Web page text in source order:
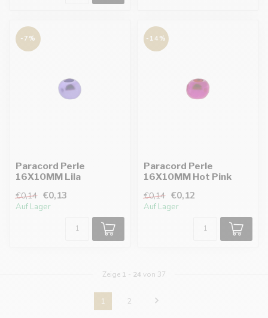
-7%
Paracord Perle
16X10MM Lila
€0,14 €0,13
Auf Lager
-14%
Paracord Perle
16X10MM Hot Pink
€0,14 €0,12
Auf Lager
Zeige 1 - 24 von 37
1 2